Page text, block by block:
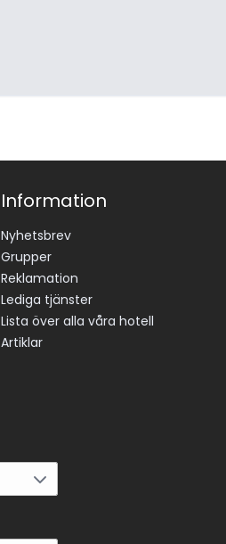
Information
Nyhetsbrev
Grupper
Reklamation
Lediga tjänster
Lista över alla våra hotell
Artiklar